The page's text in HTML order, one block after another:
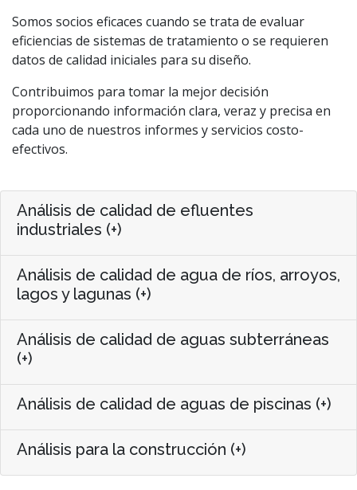
Somos socios eficaces cuando se trata de evaluar
eficiencias de sistemas de tratamiento o se requieren
datos de calidad iniciales para su diseño.
Contribuimos para tomar la mejor decisión
proporcionando información clara, veraz y precisa en
cada uno de nuestros informes y servicios costo-
efectivos.
Análisis de calidad de efluentes
industriales (+)
Análisis de calidad de agua de ríos, arroyos,
lagos y lagunas (+)
Análisis de calidad de aguas subterráneas
(+)
Análisis de calidad de aguas de piscinas (+)
Análisis para la construcción (+)